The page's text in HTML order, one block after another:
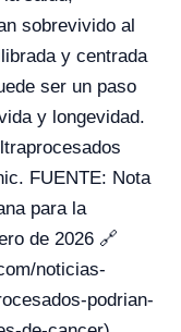
sobrevivido al
y centrada
ser un paso
y longevidad.
FUENTE: Nota
para la
de 2026 🔗
noticias-
podrian-